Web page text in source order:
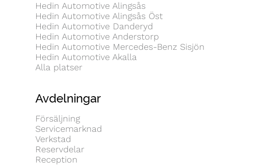
Hedin Automotive Alingsås
Hedin Automotive Alingsås Öst
Hedin Automotive Danderyd
Hedin Automotive Anderstorp
Hedin Automotive Mercedes-Benz Sisjön
Hedin Automotive Akalla
Alla platser
Avdelningar
Försäljning
Servicemarknad
Verkstad
Reservdelar
Reception